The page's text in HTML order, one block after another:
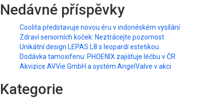
Nedávné příspěvky
Coolita představuje novou éru v indonéském vysílání
Zdraví seniorních koček: Neztrácejte pozornost
Unikátní design LEPAS L8 s leopardí estetikou
Dodávka tamoxifenu: PHOENIX zajišťuje léčbu v ČR
Akvizice AVVie GmbH a systém AngelValve v akci
Kategorie